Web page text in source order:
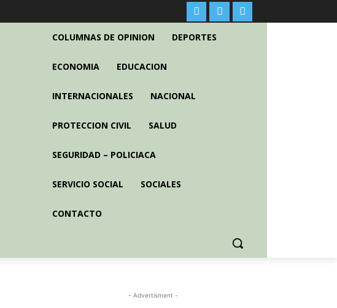
COLUMNAS DE OPINION DEPORTES
ECONOMIA EDUCACION
INTERNACIONALES NACIONAL
PROTECCION CIVIL SALUD
SEGURIDAD – POLICIACA
SERVICIO SOCIAL SOCIALES
CONTACTO
- Advertisment -